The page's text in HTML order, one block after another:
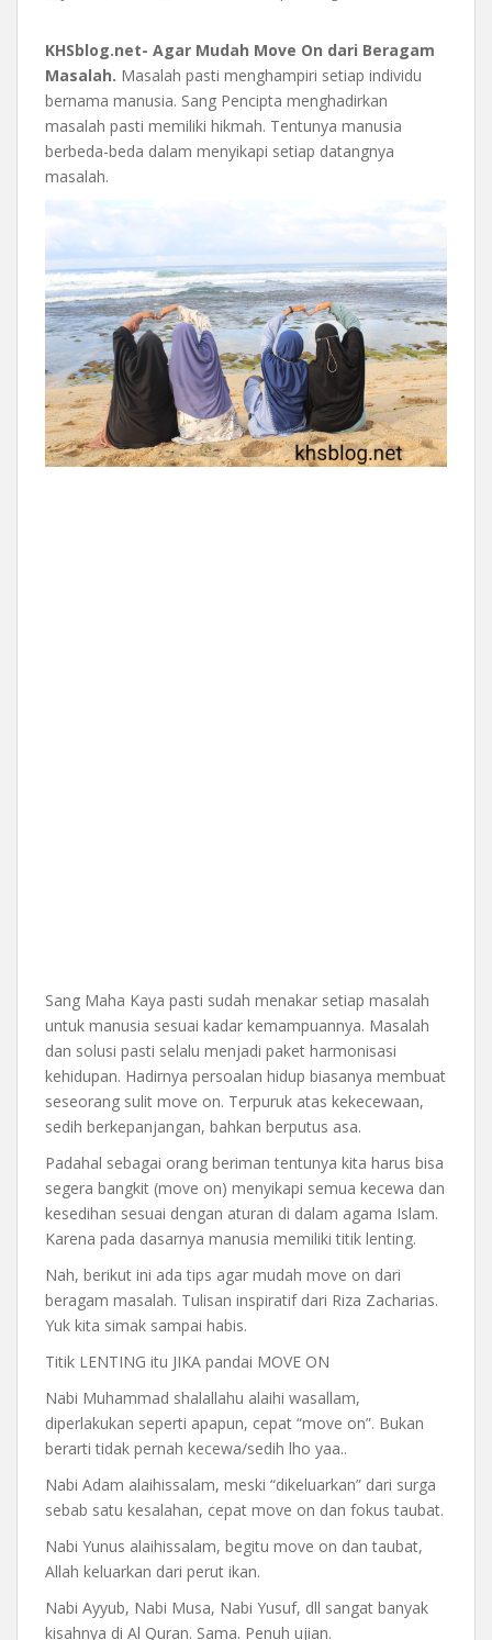
KHSblog.net- Agar Mudah Move On dari Beragam
Masalah. Masalah pasti menghampiri setiap individu
bernama manusia. Sang Pencipta menghadirkan
masalah pasti memiliki hikmah. Tentunya manusia
berbeda-beda dalam menyikapi setiap datangnya
masalah.
Sang Maha Kaya pasti sudah menakar setiap masalah
untuk manusia sesuai kadar kemampuannya. Masalah
dan solusi pasti selalu menjadi paket harmonisasi
kehidupan. Hadirnya persoalan hidup biasanya membuat
seseorang sulit move on. Terpuruk atas kekecewaan,
sedih berkepanjangan, bahkan berputus asa.
Padahal sebagai orang beriman tentunya kita harus bisa
segera bangkit (move on) menyikapi semua kecewa dan
kesedihan sesuai dengan aturan di dalam agama Islam.
Karena pada dasarnya manusia memiliki titik lenting.
Nah, berikut ini ada tips agar mudah move on dari
beragam masalah. Tulisan inspiratif dari Riza Zacharias.
Yuk kita simak sampai habis.
Titik LENTING itu JIKA pandai MOVE ON
Nabi Muhammad shalallahu alaihi wasallam,
diperlakukan seperti apapun, cepat “move on”. Bukan
berarti tidak pernah kecewa/sedih lho yaa..
Nabi Adam alaihissalam, meski “dikeluarkan” dari surga
sebab satu kesalahan, cepat move on dan fokus taubat.
Nabi Yunus alaihissalam, begitu move on dan taubat,
Allah keluarkan dari perut ikan.
Nabi Ayyub, Nabi Musa, Nabi Yusuf, dll sangat banyak
kisahnya di Al Quran. Sama. Penuh ujian.